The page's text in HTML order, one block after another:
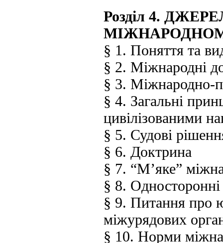
Розділ 4.
§ 1. Поняття та
§ 2. Міжнародні
§ 3. Міжнародно-
§ 4. Загальні
цивілізованими
§ 5. Судові
§ 6. Доктрина
§ 7. “М’яке”
§ 8.
§ 9. Питання про
міжурядових
§ 10. Норми